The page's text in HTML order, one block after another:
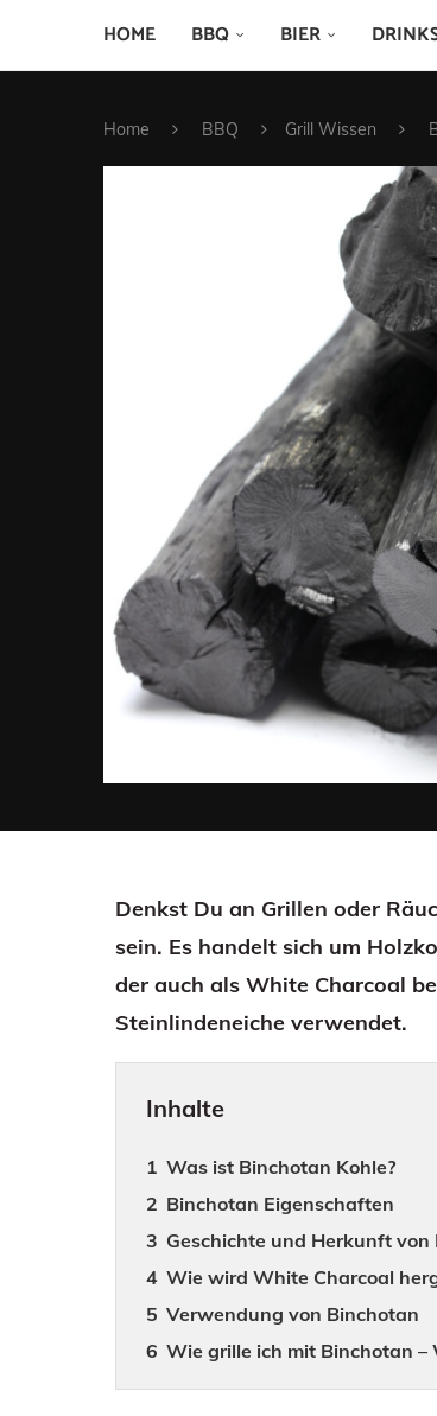
HOME BBQ BIER
Home BBQ Grill Wissen
Denkst Du an Grillen oder
sein. Es handelt sich um
der auch als White Charcoal
Steinlindeneiche verwendet.
Inhalte
Was ist Binchotan Kohle?
Binchotan Eigenschaften
Geschichte und Herkunft von
Wie wird White Charcoal
Verwendung von Binchotan
Wie grille ich mit Binchotan –